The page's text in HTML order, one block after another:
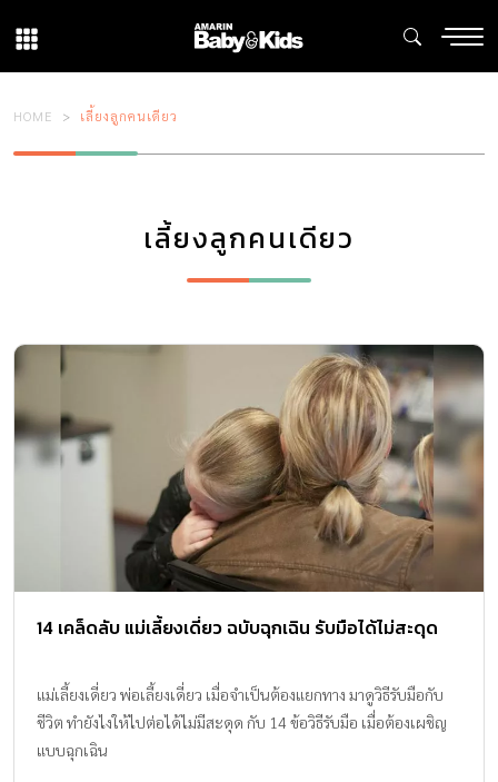
HOME เลี้ยงลูกคนเดียว
เลี้ยงลูกคนเดียว
14 เคล็ดลับ แม่เลี้ยงเดี่ยว ฉบับฉุกเฉิน รับมือได้ไม่สะดุด
แม่เลี้ยงเดี่ยว พ่อเลี้ยงเดี่ยว เมื่อจำเป็นต้องแยกทาง มาดูวิธีรับมือกับ
ชีวิต ทำยังไงให้ไปต่อได้ไม่มีสะดุด กับ 14 ข้อวิธีรับมือ เมื่อต้องเผชิญ
แบบฉุกเฉิน